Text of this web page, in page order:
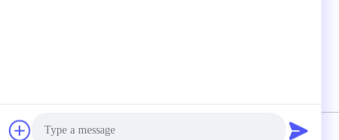
© 2021-2026 Shenzhen HYPET Co., Ltd. सभी अधिकार सुरक्षित हैं।